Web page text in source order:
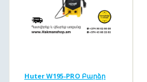
Huter W195-PRO Բարձր